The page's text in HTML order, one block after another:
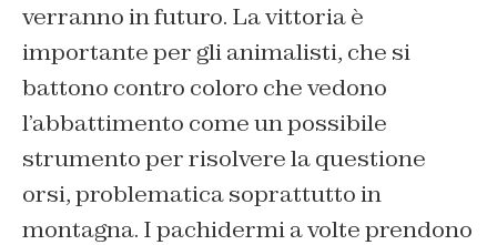
verranno in futuro. La vittoria è
importante per gli animalisti, che si
battono contro coloro che vedono
l’abbattimento come un possibile
strumento per risolvere la questione
orsi, problematica soprattutto in
montagna. I pachidermi a volte prendono